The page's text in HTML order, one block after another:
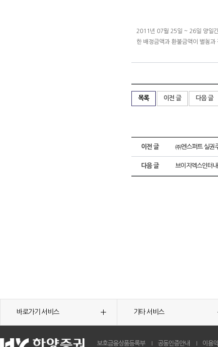
2011년 07월 25일 ~ 26일 양일
한 배정금액과 환불금액이 별첨
목록 이전 글 다음 글
이전 글 ㈜엔스퍼트 실권
다음 글 브이지엑스인터
바로가기 서비스 기타 서비스
보호금융상품등록부 공동인증안내 이용